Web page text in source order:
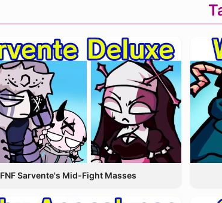
FNF Sarvente's Mid-Fight Masses